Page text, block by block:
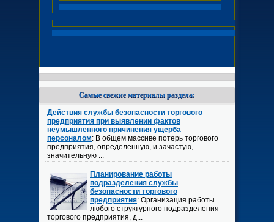
Самые свежие материалы раздела:
Действия службы безопасности торгового
предприятия при выявлении фактов
неумышленного причинения ущерба
персоналом: В общем массиве потерь торгового
предприятия, определенную, и зачастую,
значительную ...
Планирование работы
подразделения службы
безопасности торгового
предприятия: Организация работы
любого структурного подразделения
торгового предприятия, д...